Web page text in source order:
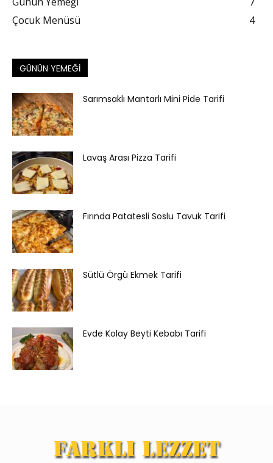
Çocuk Menüsü
4
GÜNÜN YEMEĞI
Sarımsaklı Mantarlı Mini Pide Tarifi
Lavaş Arası Pizza Tarifi
Fırında Patatesli Soslu Tavuk Tarifi
Sütlü Örgü Ekmek Tarifi
Evde Kolay Beyti Kebabı Tarifi